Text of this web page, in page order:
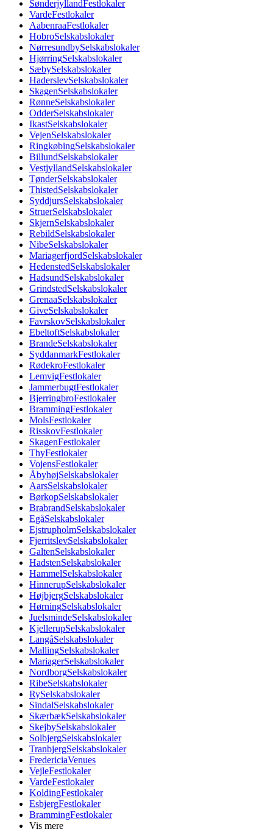
SønderjyllandFestlokaler
VardeFestlokaler
AabenraaFestlokaler
HobroSelskabslokaler
NørresundbySelskabslokaler
HjørringSelskabslokaler
SæbySelskabslokaler
HaderslevSelskabslokaler
SkagenSelskabslokaler
RønneSelskabslokaler
OdderSelskabslokaler
IkastSelskabslokaler
VejenSelskabslokaler
RingkøbingSelskabslokaler
BillundSelskabslokaler
VestjyllandSelskabslokaler
TønderSelskabslokaler
ThistedSelskabslokaler
SyddjursSelskabslokaler
StruerSelskabslokaler
SkjernSelskabslokaler
RebildSelskabslokaler
NibeSelskabslokaler
MariagerfjordSelskabslokaler
HedenstedSelskabslokaler
HadsundSelskabslokaler
GrindstedSelskabslokaler
GrenaaSelskabslokaler
GiveSelskabslokaler
FavrskovSelskabslokaler
EbeltoftSelskabslokaler
BrandeSelskabslokaler
SyddanmarkFestlokaler
RødekroFestlokaler
LemvigFestlokaler
JammerbugtFestlokaler
BjerringbroFestlokaler
BrammingFestlokaler
MolsFestlokaler
RisskovFestlokaler
SkagenFestlokaler
ThyFestlokaler
VojensFestlokaler
ÅbyhøjSelskabslokaler
AarsSelskabslokaler
BørkopSelskabslokaler
BrabrandSelskabslokaler
EgåSelskabslokaler
EjstrupholmSelskabslokaler
FjerritslevSelskabslokaler
GaltenSelskabslokaler
HadstenSelskabslokaler
HammelSelskabslokaler
HinnerupSelskabslokaler
HøjbjergSelskabslokaler
HørningSelskabslokaler
JuelsmindeSelskabslokaler
KjellerupSelskabslokaler
LangåSelskabslokaler
MallingSelskabslokaler
MariagerSelskabslokaler
NordborgSelskabslokaler
RibeSelskabslokaler
RySelskabslokaler
SindalSelskabslokaler
SkærbækSelskabslokaler
SkejbySelskabslokaler
SolbjergSelskabslokaler
TranbjergSelskabslokaler
FredericiaVenues
VejleFestlokaler
VardeFestlokaler
KoldingFestlokaler
EsbjergFestlokaler
BrammingFestlokaler
Vis mere